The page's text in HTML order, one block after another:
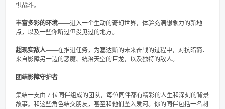
惧战斗。
丰富多彩的环境——进入一个生动的奇幻世界，体验充满想象力的新地
点，以及一些你听过但没见过的地方。
超现实敌人——在推进任务，为塞达斯的未来奋战的过程中，对抗暗裔、
来自影障另一边的恶魔、统治天空的巨龙，以及独特的敌人。
团结影障守护者
集结一支由 7 位同伴组成的团队，每位同伴都有精彩的人生和深刻的背景
故事。和这些角色结交朋友，甚至和他们坠入爱河。你的同伴包括一名刺